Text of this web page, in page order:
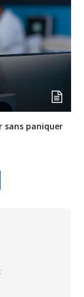
sans paniquer